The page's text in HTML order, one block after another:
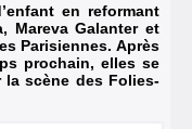
en refor­mant
Mareva Galan­ter et
Pari­siennes. Après
prochain, elles se
scène des Folies-